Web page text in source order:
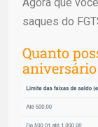
saques do
Quanto
aniversário